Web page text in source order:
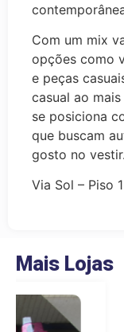
Com um mix
opções como
e peças
casual ao
se posiciona
que buscam
gosto no vestir.
Via Sol – Piso 1
Mais Lojas